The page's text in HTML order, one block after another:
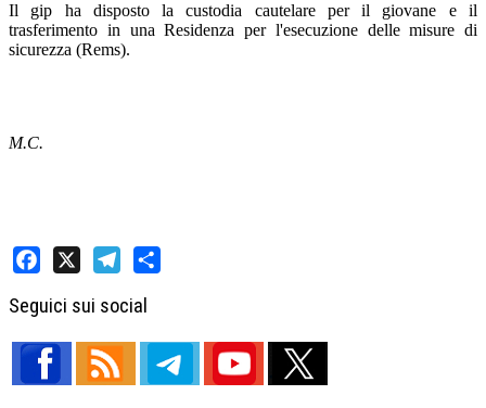
Il gip ha disposto la custodia cautelare per il giovane e il
trasferimento in una Residenza per l'esecuzione delle misure di
sicurezza (Rems).
M.C.
Seguici sui social